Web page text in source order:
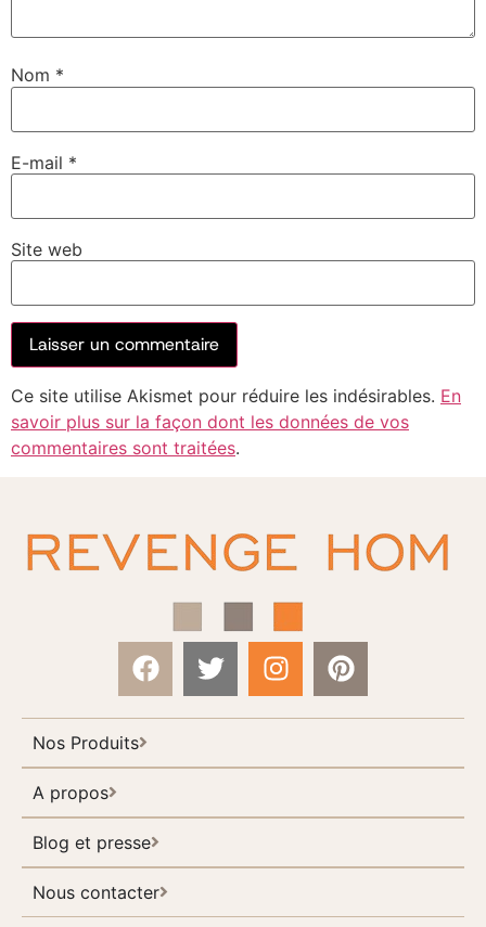
Nom *
E-mail *
Site web
Ce site utilise Akismet pour réduire les indésirables. En
savoir plus sur la façon dont les données de vos
commentaires sont traitées.
Nos Produits
A propos
Blog et presse
Nous contacter